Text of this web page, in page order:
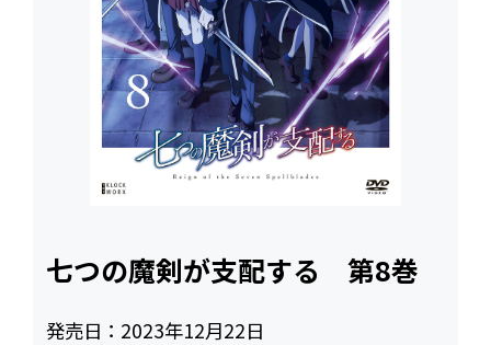
七つの魔剣が支配する 第8巻
発売日： 2023年12月22日